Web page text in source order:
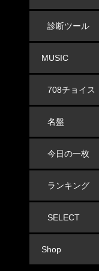
診断ツール
MUSIC
708チョイス
名盤
今日の一枚
ランキング
SELECT
Shop